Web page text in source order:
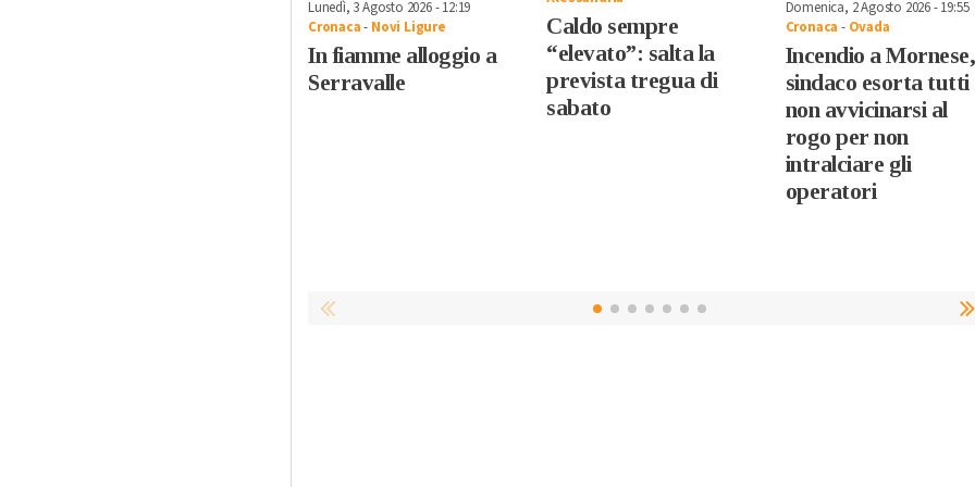
Lunedì, 3 Agosto 2026 - 12:19
Cronaca- Novi Ligure
In fiamme alloggio a
Serravalle
Caldo sempre
“elevato”: salta la
prevista tregua di
sabato
Domenica, 2 Agosto 2026 - 19:55
Cronaca - Ovada
Incendio a
sindaco esorta tutti
non avvicinarsi al
rogo per non
intralciare gli
operatori